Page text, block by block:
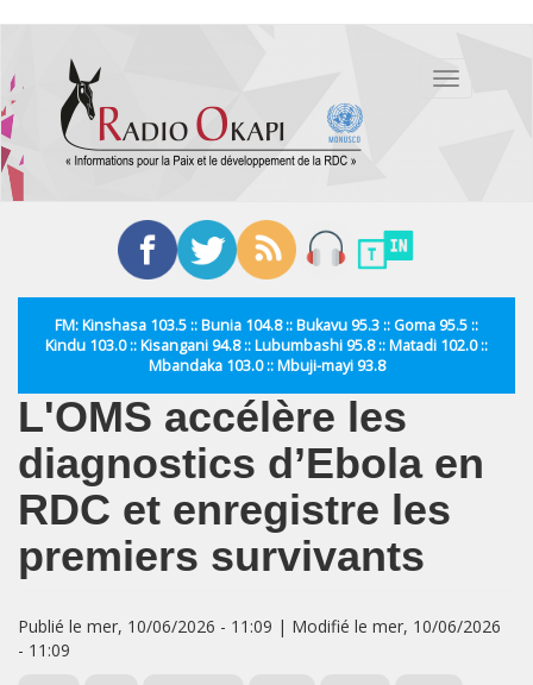
contenu
principal
Toggle
FM: Kinshasa 103.5 :: Bunia 104.8 :: Bukavu 95.3 :: Goma 95.5 ::
Kindu 103.0 :: Kisangani 94.8 :: Lubumbashi 95.8 :: Matadi 102.0 ::
Mbandaka 103.0 :: Mbuji-mayi 93.8
L'OMS accélère les
diagnostics d’Ebola en
RDC et enregistre les
premiers survivants
Publié le mer, 10/06/2026 - 11:09 | Modifié le mer, 10/06/2026
- 11:09